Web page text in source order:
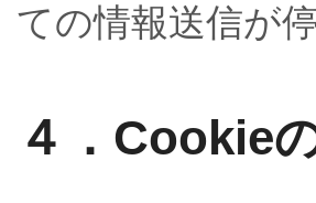
ての情報送信が
４．Cookie